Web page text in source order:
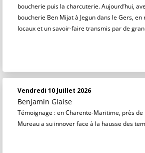
boucherie puis la charcuterie. Aujourd’hui,
boucherie Ben Mijat à Jegun dans le Gers,
locaux et un savoir-faire transmis par de
Vendredi 10 Juillet 2026
Benjamin Glaise
Témoignage : en Charente-Maritime, près de
Mureau a su innover face à la hausse des